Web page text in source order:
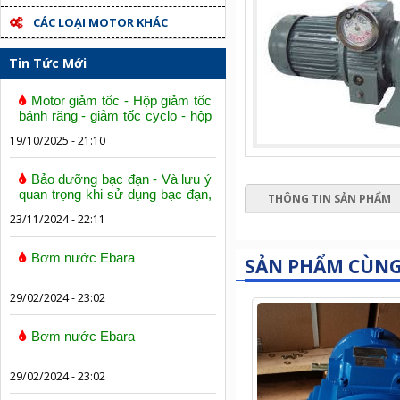
CÁC LOẠI MOTOR KHÁC
Tin Tức Mới
Motor giảm tốc - Hộp giảm tốc
bánh răng - giảm tốc cyclo - hộp
19/10/2025 - 21:10
Bảo dưỡng bạc đạn - Và lưu ý
quan trọng khi sử dụng bạc đạn,
23/11/2024 - 22:11
Bơm nước Ebara
29/02/2024 - 23:02
Bơm nước Ebara
29/02/2024 - 23:02
THÔNG TIN SẢN PHẨM
SẢN PHẨM